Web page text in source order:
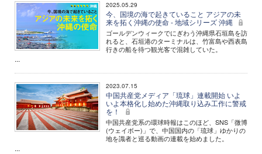
2025.05.29
今、国境の海で起きていること アジアの未
来を拓く沖縄の使命 - 地域シリーズ 沖縄
ゴールデンウィークでにぎわう沖縄県石垣島を訪
れると、石垣港のターミナルは、竹富島や西表島
行きの船を待つ観光客で混雑していた。
...
2023.07.15
中国共産党メディア「琉球」連載開始 いよ
いよ本格化し始めた沖縄取り込み工作に警戒
を！
中国共産党系の環球時報はこのほど、SNS「微博
(ウェイボー)」で、中国国内の「琉球」ゆかりの
地を識者と巡る動画の連載を始めました。
...